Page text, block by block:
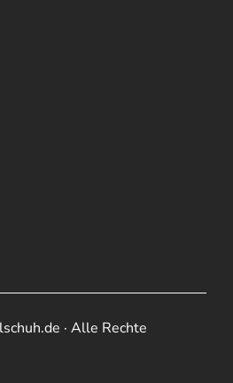
· Alle Rechte